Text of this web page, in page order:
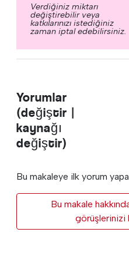
Verdiğiniz miktarı
değiştirebilir veya
katkılarınızı istediğiniz
zaman iptal edebilirsiniz.
Yorumlar
(değiştir |
kaynağı
değiştir)
Bu makaleye ilk yorum
Bu makale
görüşlerinizi